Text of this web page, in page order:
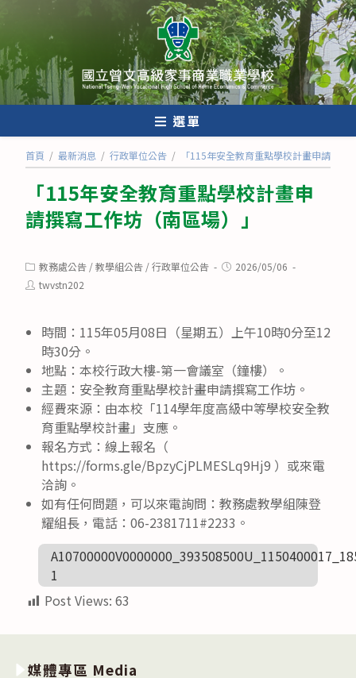
轉
至
主
要
內
選單
首頁 / 最新消息 / 行政單位公告 / 「115年安全教育重點學校計畫申請撰寫
「115年安全教育重點學校計畫申
請撰寫工作坊（南區場）」
Post
category:
教務處公告 /教學組公告 /行政單位公告
Post2026/05/06
Posttwvstn202
時間：115年05月08日（星期五）上午10時0分至12
時30分。
地點：本校行政大樓-第一會議室（鐘樓）。
主題：安全教育重點學校計畫申請撰寫工作坊。
經費來源：由本校「114學年度高級中等學校安全教
育重點學校計畫」支應。
報名方式：線上報名（
https://forms.gle/BpzyCjPLMESLq9Hj9 ）或來電
洽詢。
如有任何問題，可以來電詢問：教務處教學組陳登
耀組長，電話：06-2381711#2233。
1
Post Views: 63
媒體專區 Media